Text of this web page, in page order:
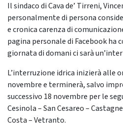
Il sindaco di Cava de’ Tirreni,
personalmente di persona
e cronica carenza di
pagina personale di Facebook ha
giornata di domani ci sarà
L’interruzione idrica inizierà alle
novembre e terminerà, salvo
successivo 18 novembre per le
Cesinola – San Cesareo –
Costa – Vetranto.